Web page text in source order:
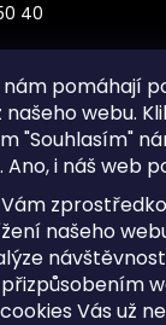
nám pomáhají
našeho webu.
"Souhlasím"
Ano, i náš web
našeho
Vás už
40